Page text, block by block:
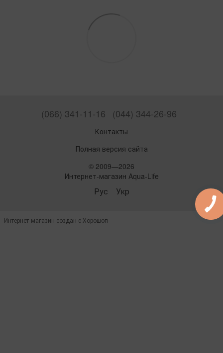
(066) 341-11-16 (044) 344-26-96
Контакты
Полная версия сайта
© 2009—2026
Интернет-магазин Aqua-Life
Рус Укр
Интернет-магазин создан с Хорошоп